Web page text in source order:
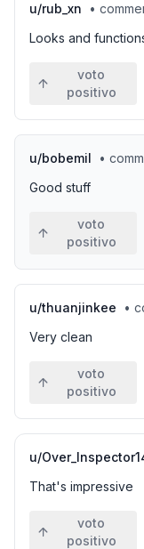
u/rub_xn •
Looks and
voto
positivo
u/bobemil •
Good stuff
voto
positivo
u/thuanjinkee •
Very clean
voto
positivo
u/
That's impressive
voto
positivo